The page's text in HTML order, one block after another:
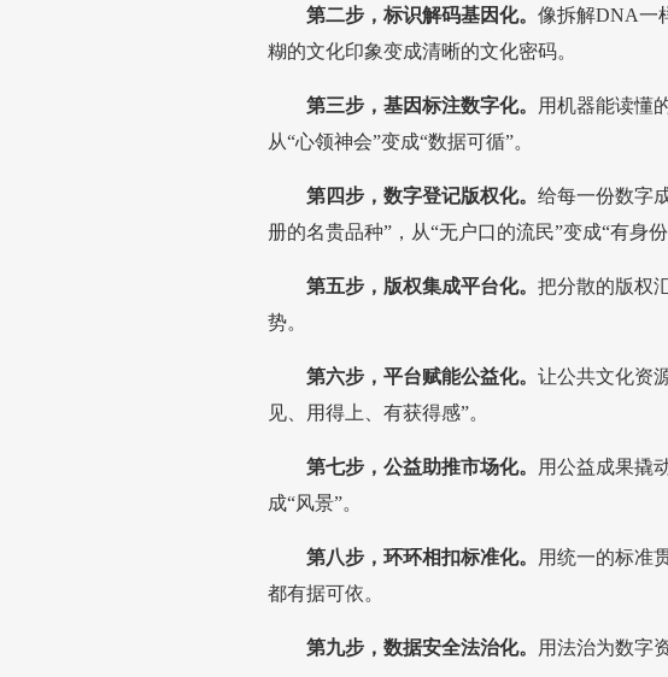
第二步，标识解码基因化。 像拆解DNA一
糊的文化印象变成清晰的文化密码。
第三步，基因标注数字化。
用机器能读懂
从“心领神会”变成“数据可循”。
第四步，数字登记版权化。 给每一份数字
册的名贵品种”，从“无户口的流民”变成“有身
第五步，版权集成平台化。 把分散的版权
势。
第六步，平台赋能公益化。 让公共文化资
见、用得上、有获得感”。
第七步，公益助推市场化。
用公益成果撬
成“风景”。
第八步，环环相扣标准化。
用统一的标准
都有据可依。
第九步，数据安全法治化。 用法治为数字